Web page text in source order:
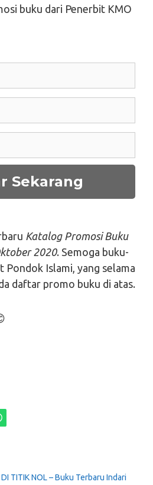
buku dari Penerbit KMO
Katalog Promosi Buku
2020. Semoga buku-
Pondok Islami, yang selama
daftar promo buku di atas.
DI TITIK NOL – Buku Terbaru Indari